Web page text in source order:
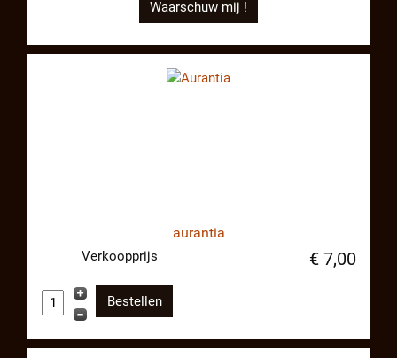
Waarschuw mij !
aurantia
Verkoopprijs € 7,00